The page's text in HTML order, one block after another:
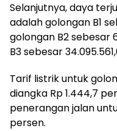
Selanjutnya, daya
adalah golongan B1
golongan B2 sebesar
B3 sebesar
Tarif listrik untuk
diangka Rp 1.444,7
penerangan jalan
persen.